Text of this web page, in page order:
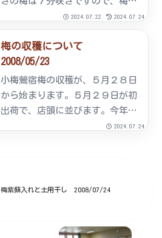
り期間中は十分楽しんでいただけ
ると思います。この週末は愛媛県
立医療大学の学生さん達がお手伝
いくださいました。梅園風景タネ
とばし大会タネとばし大会風
景...
2024.07.22 2024.07.24
梅の収穫について
2008/05/23
小梅鶯宿梅の収穫が、５月２８日
から始まります。５月２９日が初
出荷で、店頭に並びます。今年の
作柄は昨年の７０％で７０ｔの収
梅まつり期間中に売店をしてい
2024.07.24
梅紫蘇入れと土用干し 2008/07/24